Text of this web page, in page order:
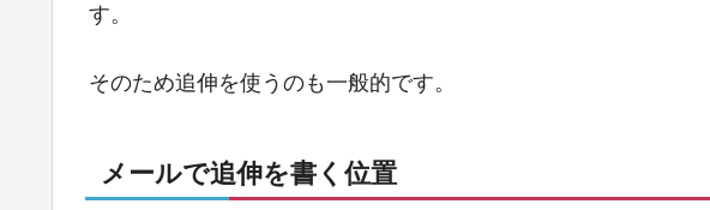
す。
そのため追伸を使うのも一般的です。
メールで追伸を書く位置